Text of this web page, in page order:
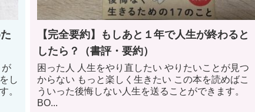
が
し
。
【完全要約】もしあと１年で人生が終わると
したら？（書評・要約）
困った人 人生をやり直したい やりたいことが見つ
からない もっと楽しく生きたい この本を読めばこ
ういった後悔しない人生を送ることができます。
BO...